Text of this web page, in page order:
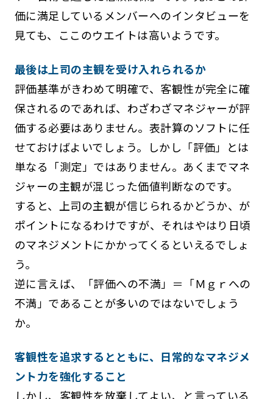
価に満足しているメンバーへのインタビューを
見ても、ここのウエイトは高いようです。
最後は上司の主観を受け入れられるか
評価基準がきわめて明確で、客観性が完全に確
保されるのであれば、わざわざマネジャーが評
価する必要はありません。表計算のソフトに任
せておけばよいでしょう。しかし「評価」とは
単なる「測定」ではありません。あくまでマネ
ジャーの主観が混じった価値判断なのです。
すると、上司の主観が信じられるかどうか、が
ポイントになるわけですが、それはやはり日頃
のマネジメントにかかってくるといえるでしょ
う。
逆に言えば、「評価への不満」＝「Ｍｇｒへの
不満」であることが多いのではないでしょう
か。
客観性を追求するとともに、日常的なマネジメ
ント力を強化すること
しかし、客観性を放棄してよい、と言っている